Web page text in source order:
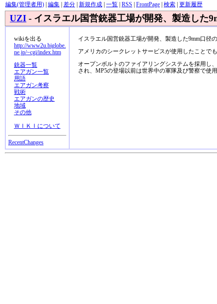
編集(管理者用)| 編集| 差分| 新規作成| 一覧| RSS FrontPage| 検索| 更新履歴
UZI - イスラエル国営銃器工場が開発、製造した
wikiを出る
http://www2u.biglobe.
ne.jp/~cgi/index.htm
銃器一覧
エアガン一覧
用語
エアガン考察
戦術
エアガンの歴史
地域
その他
ＷＩＫＩについて
RecentChanges
イスラエル国営銃器工場が開発、製造した9mm口径の
アメリカのシークレットサービスが使用したことで
オープンボルトのファイアリングシステムを採用し
され、MP5の登場以前は世界中の軍隊及び警察で使